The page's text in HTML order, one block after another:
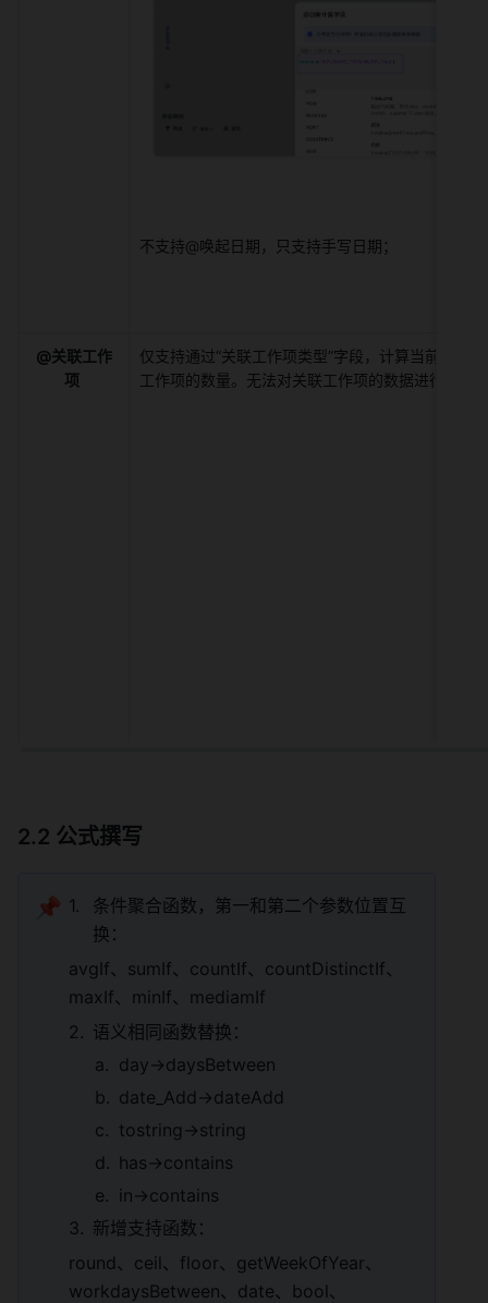
不支持@唤起日期，只支持手写日期；
@关联工作
项
仅支持通过“关联工作项类型”字段，计算当前工作
工作项的数量。无法对关联工作项的数据进行分析
2.2 公式撰写
📌
条件聚合函数，第一和第二个参数位置互
换：
avgIf、sumIf、countIf、countDistinctIf、
maxIf、minIf、mediamIf
语义相同函数替换：
day->daysBetween
date_Add->dateAdd
tostring->string
has->contains
in->contains
新增支持函数：
round、ceil、floor、getWeekOfYear、
workdaysBetween、date、bool、